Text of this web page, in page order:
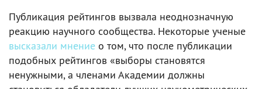
Публикация рейтингов вызвала неоднозначную
реакцию научного сообщества. Некоторые ученые
высказали мнение о том, что после публикации
подобных рейтингов «выборы становятся
ненужными, а членами Академии должны